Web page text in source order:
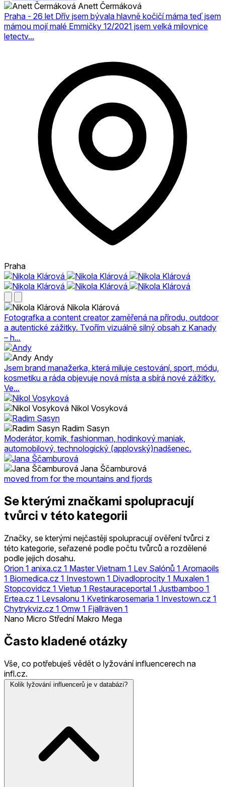
Anett Čermáková
Praha - 26 let Dřív jsem bývala hlavně kočičí máma teď jsem
mámou mojí malé Emmičky 12/2021 jsem velká milovnice
letectv...
Praha
Nikola Klárová
Fotografka a content creator zaměřená na přírodu, outdoor
a autentické zážitky. Tvořím vizuálně silný obsah z Kanady
– h...
Andy
Jsem brand manažerka, která miluje cestování, sport, módu,
kosmetiku a ráda objevuje nová místa a sbírá nové zážitky.
Ve...
Nikol Vosyková
Radim Sasyn
Moderátor, komik, fashionman, hodinkový maniak,
automobilový, technologický (applovský)nadšenec.
Jana Ščamburová
moved from for the mountains and fjords
Se kterými značkami spolupracují
tvůrci v této kategorii
Značky, se kterými nejčastěji spolupracují ověření tvůrci z
této kategorie, seřazené podle počtu tvůrců a rozdělené
podle jejich dosahu.
Orion 1 anixa.cz 1 Master Vietnam 1 Lev Salónů 1 Aromaoils
1 Biomedica.cz 1 Investown 1 Divadloprocity 1 Muxalen 1
Stopcovidcz 1 Vietup 1 Restauraceportal 1 Justbamboo 1
Ertea.cz 1 Levsalonu 1 Kvetinkarosemaria 1 Investown.cz 1
Chytrykviz.cz 1 Omw 1 Fjällräven 1
Nano Micro Střední Makro Mega
Často kladené otázky
Vše, co potřebuješ vědět o lyžování influencerech na
infl.cz.
Kolik lyžování influencerů je v databázi?